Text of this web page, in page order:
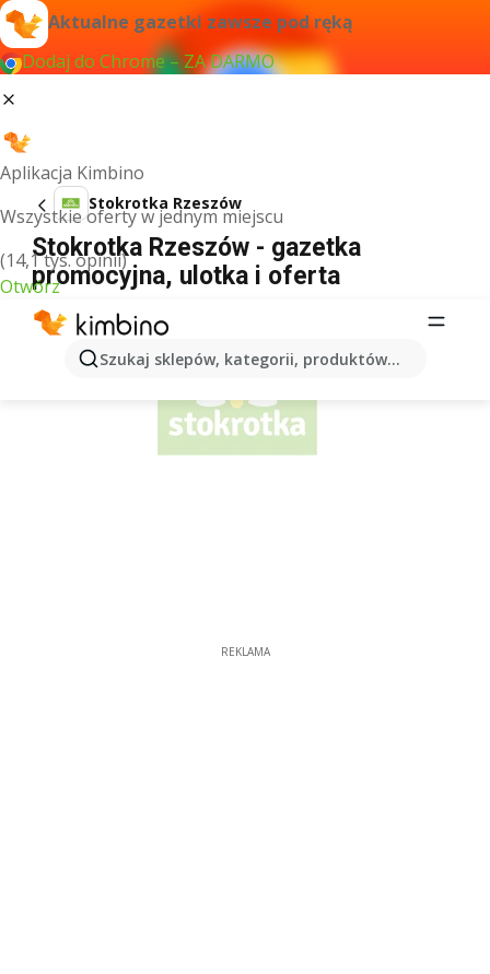
Aktualne gazetki zawsze pod ręką
Dodaj do Chrome – ZA DARMO
Aplikacja Kimbino
Wszystkie oferty w jednym miejscu
(14,1 tys. opinii)
Otwórz
Szukaj sklepów, kategorii, produktów...
Stokrotka Rzeszów
Stokrotka Rzeszów - gazetka
promocyjna, ulotka i oferta
REKLAMA